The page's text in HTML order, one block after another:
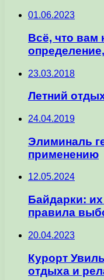
01.06.2023
Всё, что вам
23.03.2018
Летний
24.04.2019
Элиминаль
применению
12.05.2024
Байдарки:
правила
20.04.2023
Курорт
отдыха и